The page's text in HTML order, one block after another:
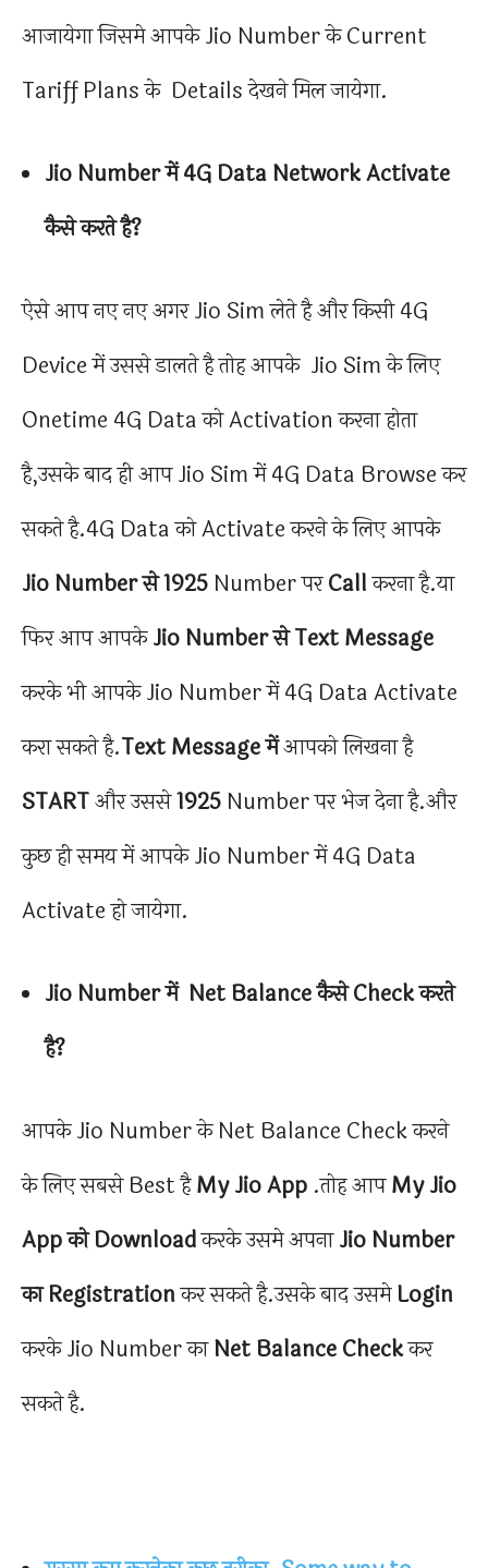
आजायेगा जिसमे आपके Jio Number के Current
Tariff Plans के Details देखने मिल जायेगा.
Jio Number में 4G Data Network Activate
कैसे करते है?
ऐसे आप नए नए अगर Jio Sim लेते है और किसी 4G
Device में उससे डालते है तोह आपके Jio Sim के लिए
Onetime 4G Data को Activation करना होता
है,उसके बाद ही आप Jio Sim में 4G Data Browse कर
सकते है.4G Data को Activate करने के लिए आपके
Jio Number से1925Number परCallकरना है.या
फिर आप आपकेJio Number से Text Message
करके भी आपके Jio Number में 4G Data Activate
करा सकते है.Text Message मेंआपको लिखना है
STARTऔर उससे1925Number पर भेज देना है.और
कुछ ही समय में आपके Jio Number में 4G Data
Activate हो जायेगा.
Jio Number में Net Balance कैसे Check करते
है?
आपके Jio Number के Net Balance Check करने
के लिए सबसे Best हैMy Jio App .तोह आपMy Jio
App को Downloadकरके उसमे अपनाJio Number
का Registrationकर सकते है.उसके बाद उसमेLogin
करके Jio Number काNet Balance Checkकर
सकते है.